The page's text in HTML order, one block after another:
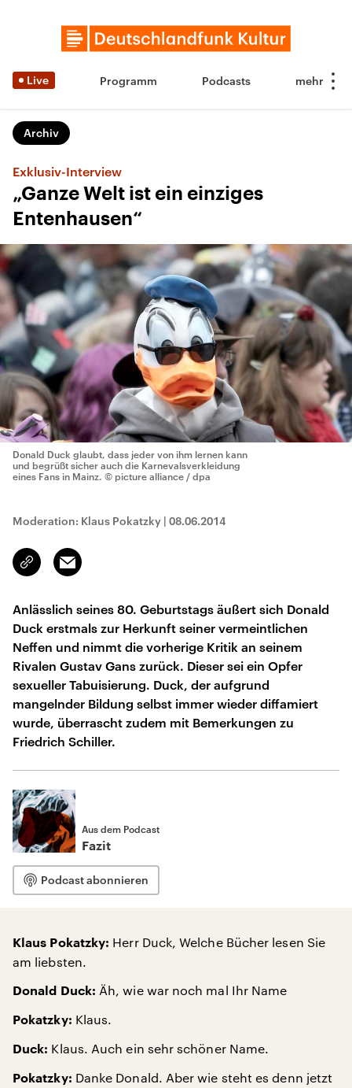
Live Programm Podcasts
Archiv
Exklusiv-Interview
„Ganze Welt ist ein einziges
Entenhausen“
Donald Duck glaubt, dass jeder von ihm lernen kann
und begrüßt sicher auch die Karnevalsverkleidung
eines Fans in Mainz. © picture alliance / dpa
Moderation: Klaus Pokatzky | 08.06.2014
Link
kopieren/teilen
Email
Anlässlich seines 80. Geburtstags äußert sich Donald
Duck erstmals zur Herkunft seiner vermeintlichen
Neffen und nimmt die vorherige Kritik an seinem
Rivalen Gustav Gans zurück. Dieser sei ein Opfer
sexueller Tabuisierung. Duck, der aufgrund
mangelnder Bildung selbst immer wieder diffamiert
wurde, überrascht zudem mit Bemerkungen zu
Friedrich Schiller.
Aus dem Podcast
Fazit
Podcast abonnieren
Klaus Pokatzky: Herr Duck, Welche Bücher lesen Sie
am liebsten.
Donald Duck: Äh, wie war noch mal Ihr Name
Pokatzky: Klaus.
Duck: Klaus. Auch ein sehr schöner Name.
Pokatzky: Danke Donald. Aber wie steht es denn jetzt